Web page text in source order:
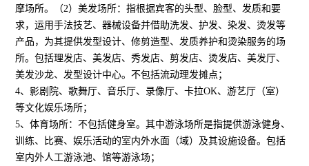
摩场所。（2）美发场所：指根据宾客的头型、脸型、发质和要
求，运用手法技艺、器械设备并借助洗发、护发、染发、烫发等
产品，为其提供发型设计、修剪造型、发质养护和烫染服务的场
所。包括理发店、美发店、秀发店、剪发店、烫发店、美发厅、
美发沙龙、发型设计中心。不包括流动理发摊点；
4、影剧院、歌舞厅、音乐厅、录像厅、卡拉OK、游艺厅（室）
等文化娱乐场所；
5、体育场所：不包括健身室。其中游泳场所是指提供游泳健身、
训练、比赛、娱乐活动的室内外水面（域）及其设施设备。包括
室内外人工游泳池、馆等游泳场；